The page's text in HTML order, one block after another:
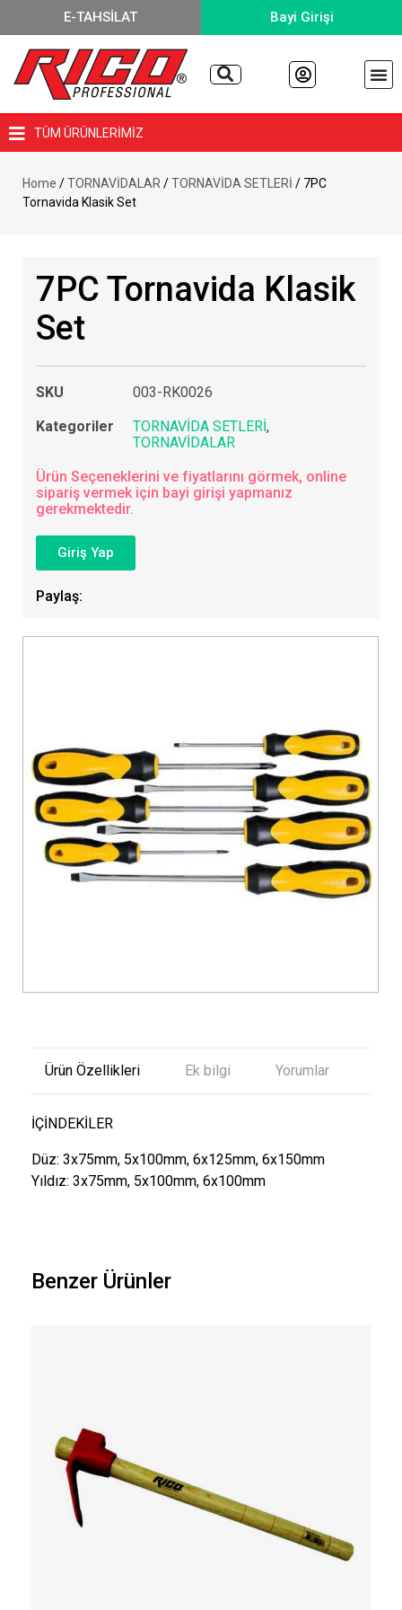
E-TAHSİLAT Bayi Girişi
TÜM ÜRÜNLERİMİZ
Home /TORNAVİDALAR /TORNAVİDA SETLERİ / 7PC
Tornavida Klasik Set
7PC Tornavida Klasik
Set
SKU
003-RK0026
Kategoriler
TORNAVİDA SETLERİ,
TORNAVİDALAR
Ürün Seçeneklerini ve fiyatlarını görmek, online
sipariş vermek için bayi girişi yapmanız
gerekmektedir.
Giriş Yap
Paylaş:
Ürün Özellikleri Ek bilgi Yorumlar
İÇİNDEKİLER
Düz: 3x75mm, 5x100mm, 6x125mm, 6x150mm
Yıldız: 3x75mm, 5x100mm, 6x100mm
Benzer Ürünler